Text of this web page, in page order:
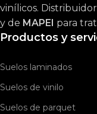
vinílicos.
y de MAPEI para
Productos y
Suelos laminados
Suelos de vinilo
Suelos de parquet